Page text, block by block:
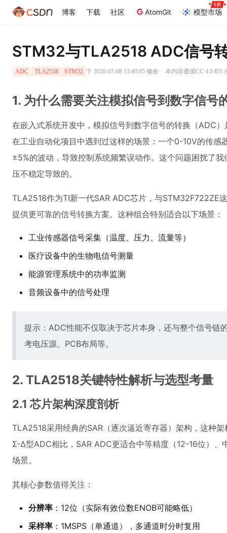
博客 下载 社区 AtomGit 模型市场
STM32与TLA2518 ADC信号
ADC TLA2518 STM32 于 2026-07-08 13:40:05 修改· 本内容遵循CC 4.0 BY-
1. 为什么需要关注模拟信号到数字信号
在嵌入式系统开发中，模拟信号到数字信号的转换（ADC
在工业自动化项目中遇到过这样的场景：一个0-10V的传感
±5%的波动，导致控制系统频繁误动作。这个问题困扰了
压不稳定导致的。
TLA2518作为TI新一代SAR ADC芯片，与STM32F722ZE
提供更可靠的信号转换方案。这种组合特别适合以下场景：
工业传感器信号采集（温度、压力、流量等）
医疗设备中的生物电信号测量
能源管理系统中的功率监测
音频设备中的信号处理
提示：ADC性能不仅取决于芯片本身，还与整个信号链
考电压源、PCB布局等。
2. TLA2518关键特性解析与选型考量
2.1 芯片架构深度剖析
TLA2518采用经典的SAR（逐次逼近寄存器）架构，这种
Σ-Δ型ADC相比，SAR ADC更适合中等精度（12-16位）、
场景。
其核心参数值得关注：
分辨率 ：12位（实际有效位数ENOB可能略低）
采样率 ：1MSPS（单通道），多通道时分时复用